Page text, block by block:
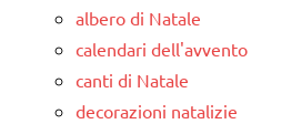
albero di Natale
calendari dell'avvento
canti di Natale
decorazioni natalizie